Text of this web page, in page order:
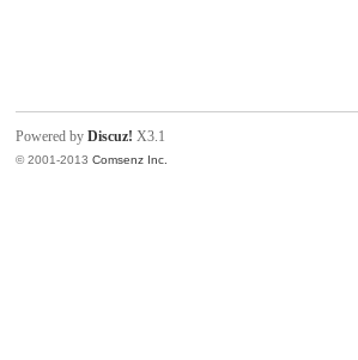
Powered byDiscuz! X3.1
© 2001-2013Comsenz Inc.